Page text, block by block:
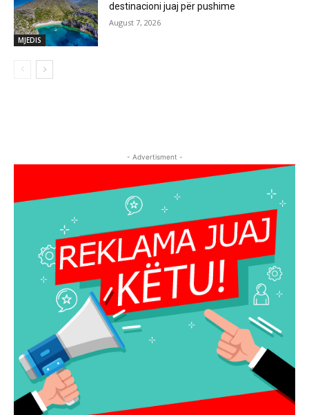
MJEDIS
destinacioni juaj për pushime
August 7, 2026
- Advertisment -